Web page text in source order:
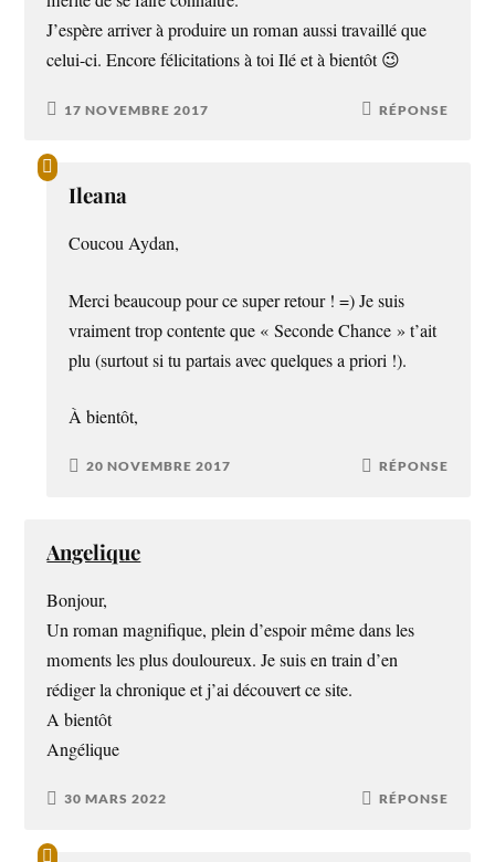
J’espère arriver à produire un roman aussi travaillé que
celui-ci. Encore félicitations à toi Ilé et à bientôt 😉
17 NOVEMBRE 2017 RÉPONSE
Ileana
Coucou Aydan,
Merci beaucoup pour ce super retour ! =) Je suis
vraiment trop contente que « Seconde Chance » t’ait
plu (surtout si tu partais avec quelques a priori !).
À bientôt,
20 NOVEMBRE 2017 RÉPONSE
Angelique
Bonjour,
Un roman magnifique, plein d’espoir même dans les
moments les plus douloureux. Je suis en train d’en
rédiger la chronique et j’ai découvert ce site.
A bientôt
Angélique
30 MARS 2022 RÉPONSE